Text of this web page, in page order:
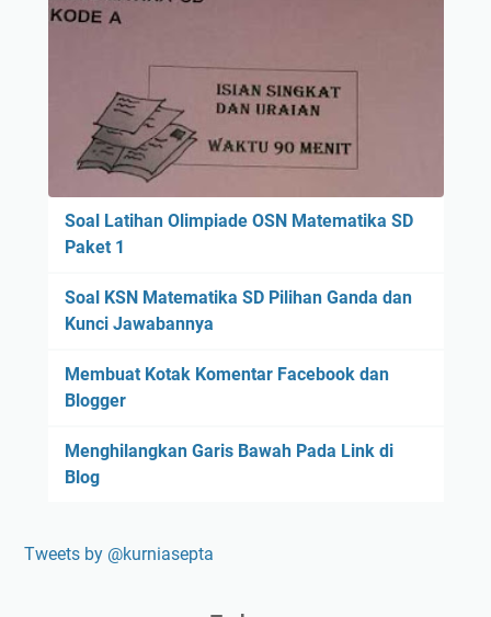
Soal Latihan Olimpiade OSN Matematika SD
Paket 1
Soal KSN Matematika SD Pilihan Ganda dan
Kunci Jawabannya
Membuat Kotak Komentar Facebook dan
Blogger
Menghilangkan Garis Bawah Pada Link di
Blog
Tweets by @kurniasepta